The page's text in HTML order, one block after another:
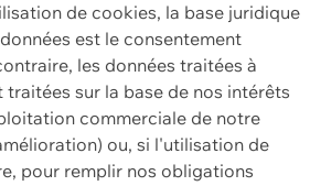
de cookies, la base juridique
est le consentement
les données traitées à
sur la base de nos intérêts
commerciale de notre
ou, si l'utilisation de
pour remplir nos obligations